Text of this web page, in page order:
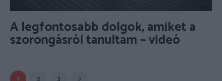
A legfontosabb dolgok, amiket a
szorongásról tanultam – videó
1 2 3